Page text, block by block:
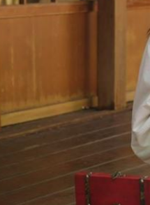
+24小時直播 15:27
召粉絲跨海追星吃美食！